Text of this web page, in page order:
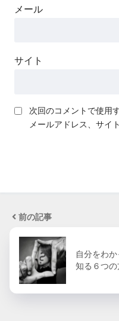
メール
サイト
次回のコメントで使用
メールアドレス、サイ
前の記事
自分をわ
知る６つの